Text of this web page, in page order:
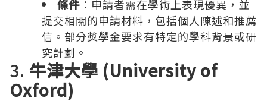
條件 ：申請者需在學術上表現優異，並
提交相關的申請材料，包括個人陳述和推薦
信。部分獎學金要求有特定的學科背景或研
究計劃。
3. 牛津大學 (University of
Oxford)